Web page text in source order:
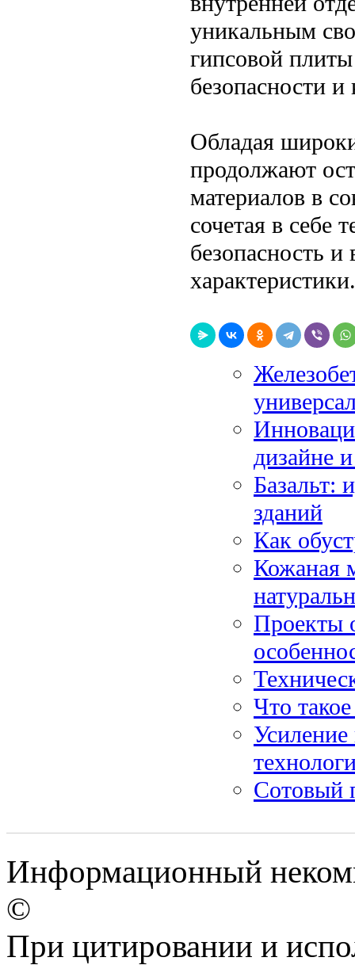
уникальным
гипсовой плиты
безопасности
Обладая
продолжают
материалов в
сочетая в себе
безопасность
характеристики.
дизайне
Базальт:
зданий
Как
Кожаная
Проекты
Что
Сотовый
Информационный
©
При цитировании и